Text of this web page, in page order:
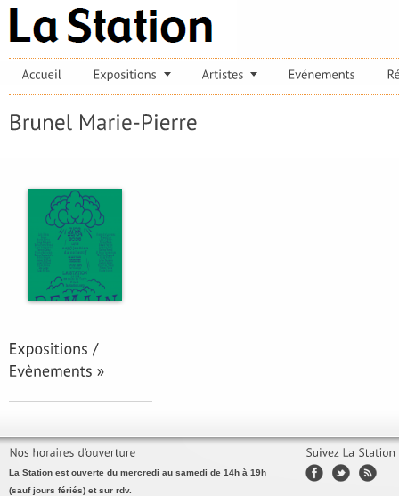
La Station est ouverte du mercredi au samedi de 14h à 19h
(sauf jours fériés) et sur rdv.